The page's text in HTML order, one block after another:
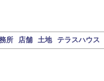
所 店舗 土地 テラスハウス